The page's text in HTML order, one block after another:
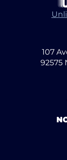
107
92575